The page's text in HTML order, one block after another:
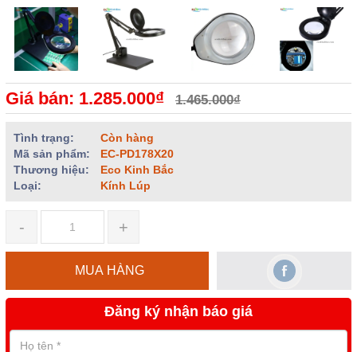
Giá bán: 1.285.000₫ 1.465.000₫
Tình trạng:
Còn hàng
Mã sản phẩm:
EC-PD178X20
Thương hiệu:
Eco Kinh Bắc
Loại:
Kính Lúp
- +
MUA HÀNG
Đăng ký nhận báo giá